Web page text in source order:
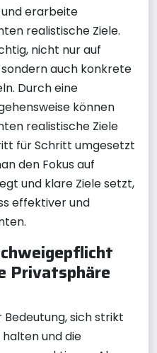
erarbeite
realistische Ziele.
nicht nur auf
auch konkrete
Durch eine
können
realistische Ziele
für Schritt umgesetzt
den Fokus auf
und klare Ziele setzt,
effektiver und
Privatsphäre
sich strikt
und die